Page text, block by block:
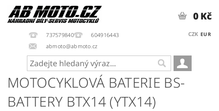
737579840
604916443
abmoto@abmoto.cz
CZK EUR
0 Kč
MOTOCYKLOVÁ BATERIE BS-
BATTERY BTX14 (YTX14)